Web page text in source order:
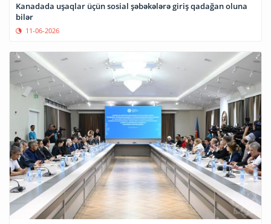
Kanadada uşaqlar üçün sosial şəbəkələrə giriş qadağan oluna
bilər
11-06-2026